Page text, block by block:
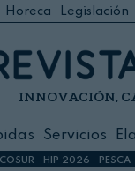
Horeca Legislación
INNOVACIÓN,
Servicios
HIP 2026 PESCA